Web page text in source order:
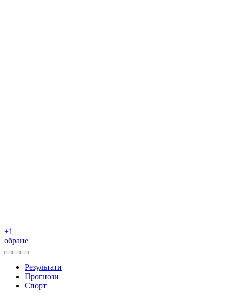
+1
обране
Результати
Прогнози
Спорт